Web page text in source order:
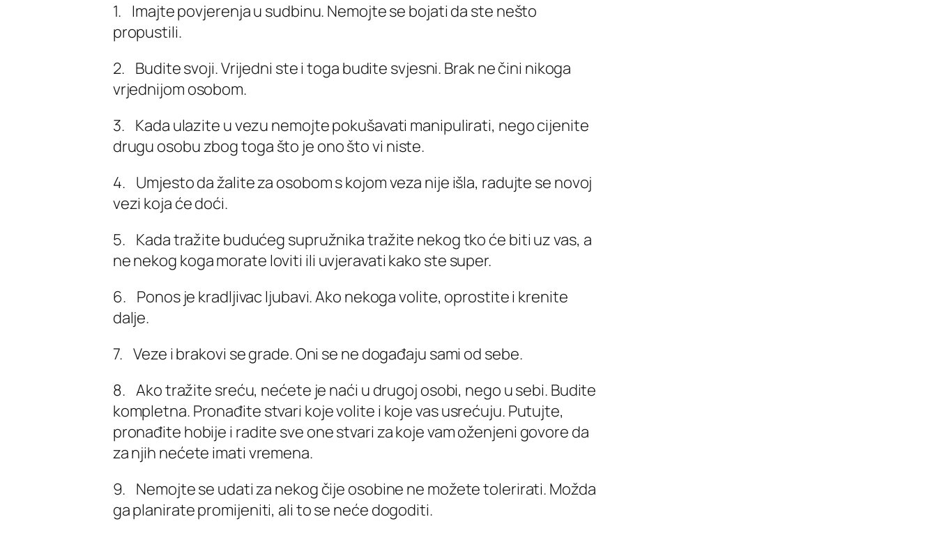
1. Imajte povjerenja u sudbinu. Nemojte se bojati da ste nešto
propustili.
2. Budite svoji. Vrijedni ste i toga budite svjesni. Brak ne čini nikoga
vrjednijom osobom.
3. Kada ulazite u vezu nemojte pokušavati manipulirati, nego cijenite
drugu osobu zbog toga što je ono što vi niste.
4. Umjesto da žalite za osobom s kojom veza nije išla, radujte se novoj
vezi koja će doći.
5. Kada tražite budućeg supružnika tražite nekog tko će biti uz vas, a
ne nekog koga morate loviti ili uvjeravati kako ste super.
6. Ponos je kradljivac ljubavi. Ako nekoga volite, oprostite i krenite
dalje.
7. Veze i brakovi se grade. Oni se ne događaju sami od sebe.
8. Ako tražite sreću, nećete je naći u drugoj osobi, nego u sebi. Budite
kompletna. Pronađite stvari koje volite i koje vas usrećuju. Putujte,
pronađite hobije i radite sve one stvari za koje vam oženjeni govore da
za njih nećete imati vremena.
9. Nemojte se udati za nekog čije osobine ne možete tolerirati. Možda
ga planirate promijeniti, ali to se neće dogoditi.